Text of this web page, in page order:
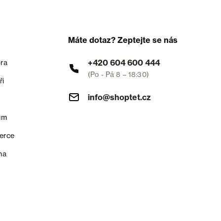
Máte dotaz? Zeptejte se nás
+420 604 600 444
(Po - Pá 8 – 18:30)
info@shoptet.cz